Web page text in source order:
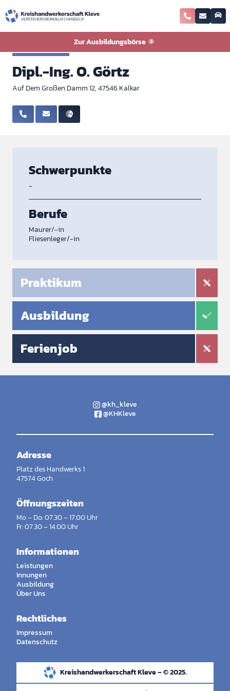
Zur Ausbildungsbörse
Zurück zur Ausbildungsbörse
Dipl.-Ing. O. Görtz
Auf Dem Großen Damm 12, 47546 Kalkar
Schwerpunkte
-
Berufe
Maurer/-in
Fliesenleger/-in
Praktikum
Ausbildung
Ferienjob
@kh_kleve
@KHKleve
Adresse
Platz des Handwerks 1
47574 Goch
Öffnungszeiten
Mo – Do: 07.30 – 17.00 Uhr
Fr: 07.30 – 14.00 Uhr
Informationen
Leistungen
Innungen
Ausbildung
Über Uns
Rechtliches
Impressum
Datenschutz
Kreishandwerkerschaft Kleve – © 2025.